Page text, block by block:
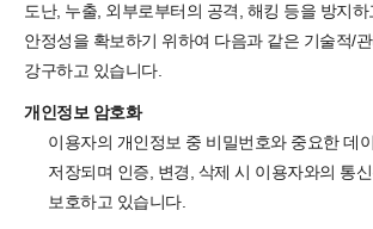
도난, 누출, 외부로부터의 공격, 해킹 등을 방지하
안정성을 확보하기 위하여 다음과 같은 기술적/
강구하고 있습니다.
개인정보 암호화
이용자의 개인정보 중 비밀번호와 중요한 데
저장되며 인증, 변경, 삭제 시 이용자와의 통
보호하고 있습니다.